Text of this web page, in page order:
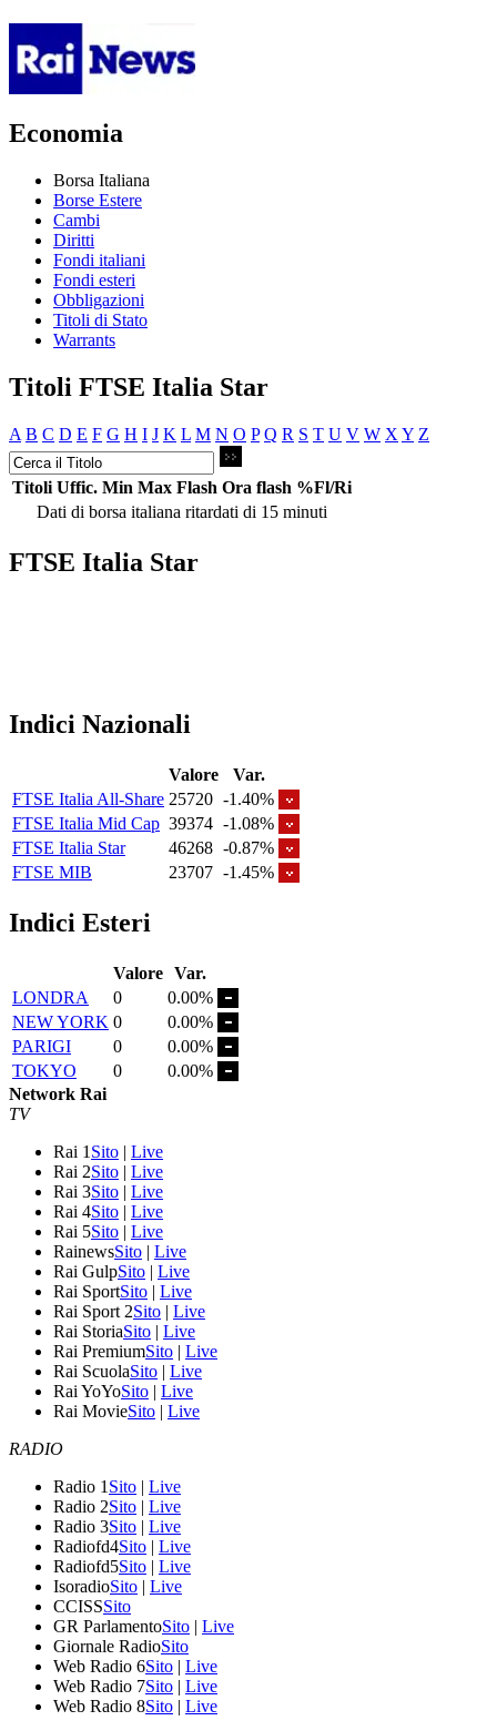
Economia
Borsa Italiana
Borse Estere
Cambi
Diritti
Fondi italiani
Fondi esteri
Obbligazioni
Titoli di Stato
Warrants
Titoli FTSE Italia Star
A B C D E F G H I J K L M N O P Q R S T U V W X Y Z
Titoli Uffic. Min Max Flash Ora flash %Fl/Ri
Dati di borsa italiana ritardati di 15 minuti
FTSE Italia Star
Indici Nazionali
Valore
Var.
FTSE Italia All-Share 25720 -1.40%
FTSE Italia Mid Cap 39374 -1.08%
FTSE Italia Star
46268 -0.87%
FTSE MIB
23707 -1.45%
Indici Esteri
Valore Var.
LONDRA
0
0.00%
NEW YORK 0
0.00%
PARIGI
0
0.00%
TOKYO
0
0.00%
Network Rai
TV
Rai 1 Sito | Live
Rai 2Sito | Live
Rai 3Sito | Live
Rai 4Sito | Live
Rai 5Sito | Live
RainewsSito | Live
Rai GulpSito | Live
Rai SportSito | Live
Rai Sport 2Sito | Live
Rai StoriaSito | Live
Rai PremiumSito | Live
Rai ScuolaSito | Live
Rai YoYoSito | Live
Rai MovieSito | Live
RADIO
Radio 1 Sito | Live
Radio 2Sito | Live
Radio 3Sito | Live
Radiofd4Sito | Live
Radiofd5Sito | Live
IsoradioSito | Live
CCISSSito
GR ParlamentoSito | Live
Giornale RadioSito
Web Radio 6Sito | Live
Web Radio 7Sito | Live
Web Radio 8Sito | Live